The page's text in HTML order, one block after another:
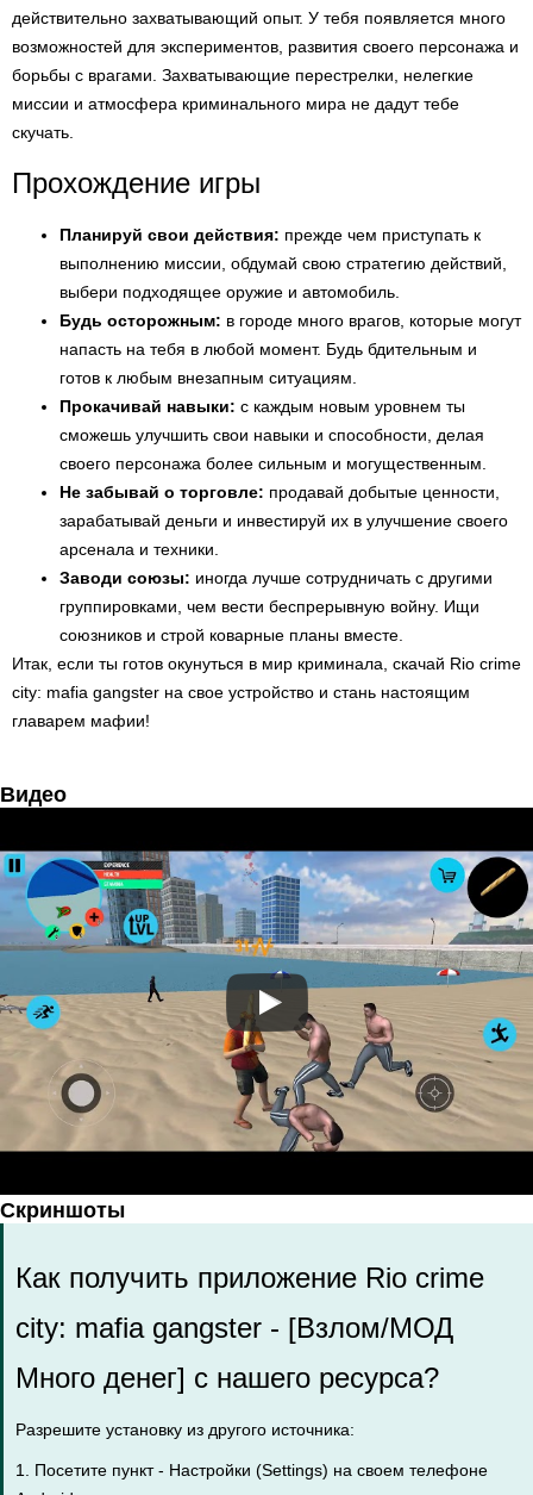
действительно захватывающий опыт. У тебя появляется много
возможностей для экспериментов, развития своего персонажа и
борьбы с врагами. Захватывающие перестрелки, нелегкие
миссии и атмосфера криминального мира не дадут тебе
скучать.
Прохождение игры
Планируй свои действия: прежде чем приступать к
выполнению миссии, обдумай свою стратегию действий,
выбери подходящее оружие и автомобиль.
Будь осторожным: в городе много врагов, которые могут
напасть на тебя в любой момент. Будь бдительным и
готов к любым внезапным ситуациям.
Прокачивай навыки: с каждым новым уровнем ты
сможешь улучшить свои навыки и способности, делая
своего персонажа более сильным и могущественным.
Не забывай о торговле: продавай добытые ценности,
зарабатывай деньги и инвестируй их в улучшение своего
арсенала и техники.
Заводи союзы: иногда лучше сотрудничать с другими
группировками, чем вести беспрерывную войну. Ищи
союзников и строй коварные планы вместе.
Итак, если ты готов окунуться в мир криминала, скачай Rio crime
city: mafia gangster на свое устройство и стань настоящим
главарем мафии!
Видео
Скриншоты
Как получить приложение Rio crime
city: mafia gangster - [Взлом/МОД
Много денег] с нашего ресурса?
Разрешите установку из другого источника:
1. Посетите пункт - Настройки (Settings) на своем телефоне